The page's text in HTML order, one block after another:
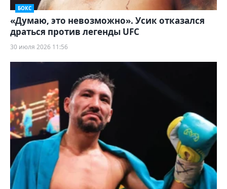
БОКС
«Думаю, это невозможно». Усик отказался
драться против легенды UFC
30 июля 2026 11:56